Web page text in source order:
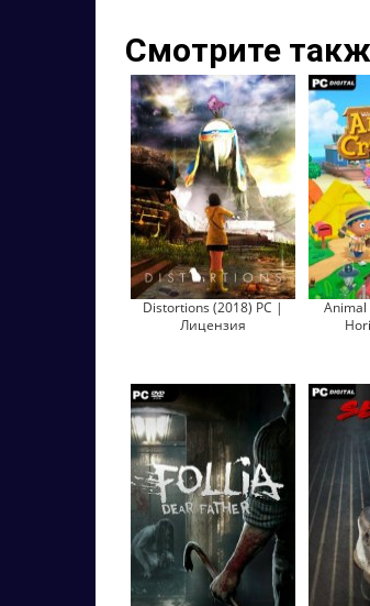
Смотрите
Distortions (2018) PC |
Лицензия
Animal